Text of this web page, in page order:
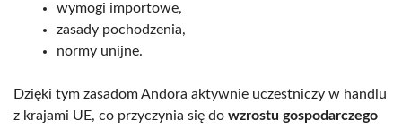
wymogi importowe,
zasady pochodzenia,
normy unijne.
Dzięki tym zasadom Andora aktywnie uczestniczy w handlu
z krajami UE, co przyczynia się do wzrostu gospodarczego